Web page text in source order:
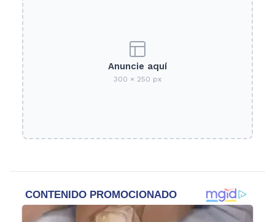
Anuncie aquí
300 × 250 px